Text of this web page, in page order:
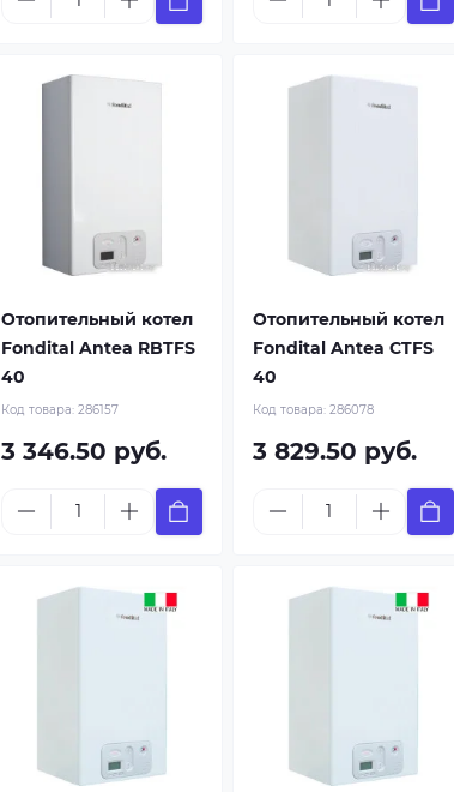
Отопительный котел
Fondital Antea RBTFS
40
Код товара: 286157
3 346.50 руб.
Отопительный котел
Fondital Antea CTFS
40
Код товара: 286078
3 829.50 руб.